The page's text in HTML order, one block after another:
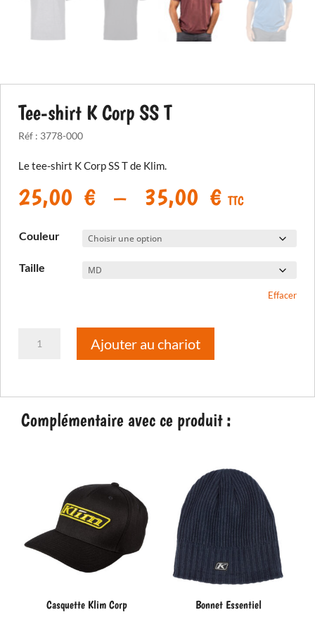
Tee-shirt K Corp SS T
Réf : 3778-000
Le tee-shirt K Corp SS T de Klim.
25,00 € – 35,00 € Plage
de
35,00 €
TTC
Couleur
Taille
Effacer
quantité
shirt
K
Ajouter au chariot
Complémentaire avec ce produit :
Casquette Klim Corp Bonnet Essentiel